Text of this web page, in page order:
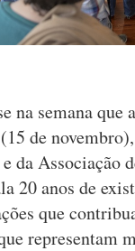
na semana
de
da Associação
20 anos de
que
representam